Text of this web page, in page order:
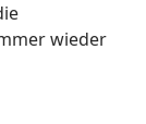
wieder